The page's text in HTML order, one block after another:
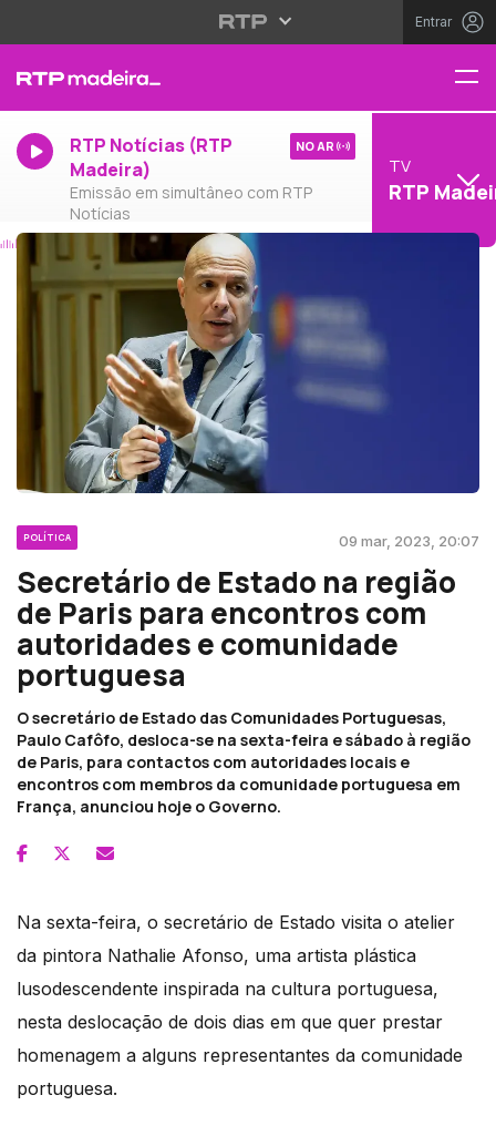
Entrar
RTP Notícias (RTP
Madeira)
Emissão em simultâneo com RTP
Notícias
NO AR
TV
RTP
POLÍTICA 09 mar, 2023, 20:07
Secretário de Estado na região
de Paris para encontros com
autoridades e comunidade
portuguesa
O secretário de Estado das Comunidades Portuguesas,
Paulo Cafôfo, desloca-se na sexta-feira e sábado à região
de Paris, para contactos com autoridades locais e
encontros com membros da comunidade portuguesa em
França, anunciou hoje o Governo.
Na sexta-feira, o secretário de Estado visita o atelier
da pintora Nathalie Afonso, uma artista plástica
lusodescendente inspirada na cultura portuguesa,
nesta deslocação de dois dias em que quer prestar
homenagem a alguns representantes da comunidade
portuguesa.